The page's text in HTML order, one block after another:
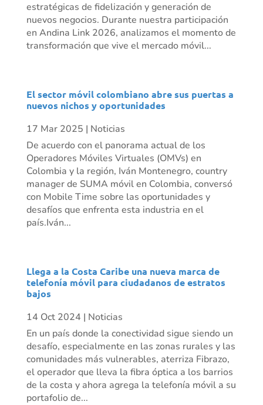
estratégicas de fidelización y generación de
nuevos negocios. Durante nuestra participación
en Andina Link 2026, analizamos el momento de
transformación que vive el mercado móvil...
El sector móvil colombiano abre sus puertas a
nuevos nichos y oportunidades
17 Mar 2025 | Noticias
De acuerdo con el panorama actual de los
Operadores Móviles Virtuales (OMVs) en
Colombia y la región, Iván Montenegro, country
manager de SUMA móvil en Colombia, conversó
con Mobile Time sobre las oportunidades y
desafíos que enfrenta esta industria en el
país.Iván...
Llega a la Costa Caribe una nueva marca de
telefonía móvil para ciudadanos de estratos
bajos
14 Oct 2024 | Noticias
En un país donde la conectividad sigue siendo un
desafío, especialmente en las zonas rurales y las
comunidades más vulnerables, aterriza Fibrazo,
el operador que lleva la fibra óptica a los barrios
de la costa y ahora agrega la telefonía móvil a su
portafolio de...